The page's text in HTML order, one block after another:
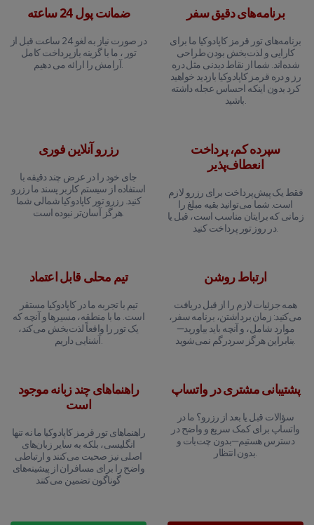
ضمانت پول 24 ساعته
در صورت نیاز به لغو 24 ساعت قبل از
تور ، ما با گزینه بازپرداخت کامل
آرامش را ارائه می دهیم.
برنامه‌های دقیق سفر
برنامه‌های تور قرمز کاپادوکیا ما برای
کارایی و لذت‌بخش بودن طراحی
شده‌اند. شما از نقاط دیدنی مثل دره
رز و دره قرمز کاپادوکیا بازدید خواهید
کرد بدون اینکه احساس عجله داشته
باشید.
رزرو آنلاین فوری
جای خود را در عرض چند دقیقه با
استفاده از سیستم کاربر پسند ما رزرو
کنید. رزرو تور کاپادوکیا شمالی شما
هرگز آسان‌تر نبوده است.
سپرده کم، پرداخت
انعطاف‌پذیر
فقط یک پیش‌پرداخت برای رزرو لازم
است. شما می‌توانید بقیه مبلغ را
زمانی که برایتان مناسب است، قبل یا
در روز تور پرداخت کنید.
تیم محلی قابل اعتماد
تیم با تجربه ما در کاپادوکیا مستقر
است. ما با منطقه، مسیرها و آنچه که
یک تور را واقعاً لذت‌بخش می‌کند،
آشنایی داریم.
ارتباط روشن
همه جزئیات لازم را از قبل دریافت
می‌کنید: زمان برداشتن، برنامه سفر،
موارد شامل، و آنچه باید بیاورید—
بنابراین هرگز سردرگم نمی‌شوید.
راهنماهای چند زبانه موجود
است
راهنماهای تور قرمز کاپادوکیا ما نه تنها
انگلیسی، بلکه به سایر زبان‌های
اصلی نیز صحبت می‌کنند و ارتباطی
واضح را برای مسافران از پیشینه‌های
گوناگون تضمین می‌کنند
پشتیبانی مشتری در واتساپ
سؤالات قبل یا بعد از رزرو؟ ما در
واتساپ برای کمک سریع و واضح در
دسترس هستیم—بدون چت‌بات و
بدون انتظار.